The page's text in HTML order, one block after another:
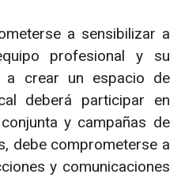
a sensibilizar a
profesional y su
a crear un espacio de
deberá participar en
y campañas de
debe comprometerse a
y comunicaciones